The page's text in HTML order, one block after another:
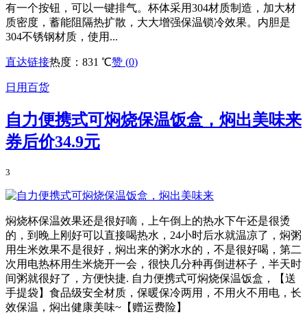
有一个按钮，可以一键排气。杯体采用304材质制造，加大材
质密度，蓄能阻隔热扩散，大大增强保温锁冷效果。内胆是
304不锈钢材质，使用...
直达链接热度：831 ℃赞 (0)
日用百货
自力便携式可焖烧保温饭盒，焖出美味来
券后价34.9元
3
焖烧杯保温效果还是很好嘀，上午倒上的热水下午还是很烫
的，到晚上刚好可以直接喝热水，24小时后水就温凉了，焖粥
用生米效果不是很好，焖出来的粥水水的，不是很好喝，第二
次用电热杯用生米烧开一会，很快几分种再倒进杯子，半天时
间粥就很好了，方便快捷. 自力便携式可焖烧保温饭盒，【送
手提袋】食品级安全材质，保暖保冷两用，不用火不用电，长
效保温，焖出健康美味~【赠运费险】